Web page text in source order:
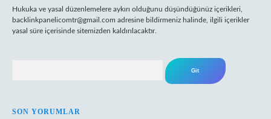
Hukuka ve yasal düzenlemelere aykırı olduğunu düşündüğünüz içerikleri,
backlinkpanelicomtr@gmail.com adresine bildirmeniz halinde, ilgili içerikler
yasal süre içerisinde sitemizden kaldırılacaktır.
SON YORUMLAR